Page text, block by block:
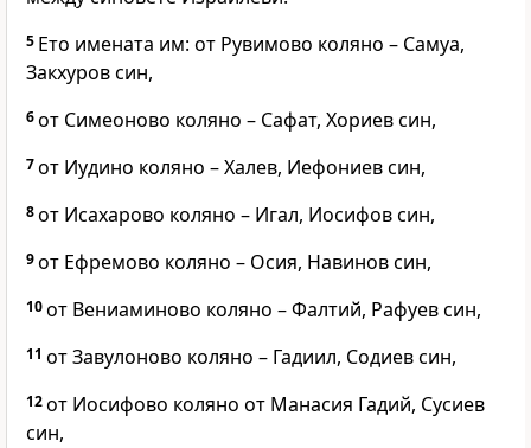
5 Ето имената им: от Рувимово коляно – Самуа,
Закхуров син,
6от Симеоново коляно – Сафат, Хориев син,
7от Иудино коляно – Халев, Иефониев син,
8от Исахарово коляно – Игал, Иосифов син,
9от Ефремово коляно – Осия, Навинов син,
10от Вениаминово коляно – Фалтий, Рафуев син,
11 от Завулоново коляно – Гадиил, Содиев син,
12от Иосифово коляно от Манасия Гадий, Сусиев
син,